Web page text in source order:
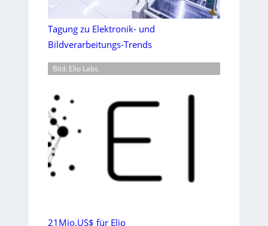
Tagung zu Elektronik- und
Bildverarbeitungs-Trends
Bild: Elio Labs.
21Mio.US$ für Elio